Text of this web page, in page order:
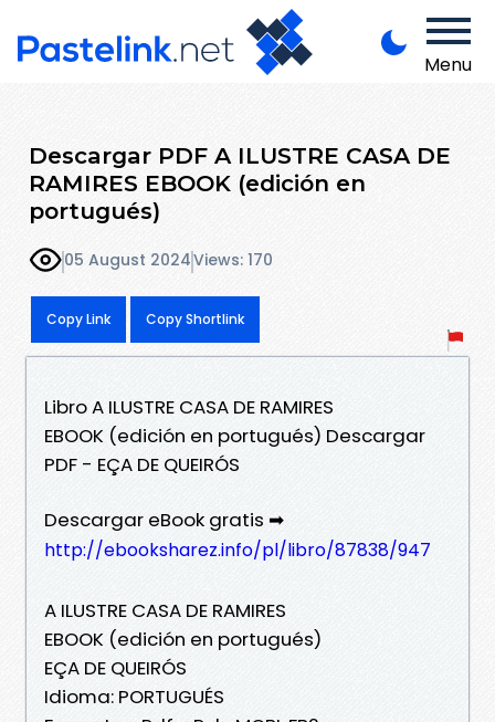
Menu
Descargar PDF A ILUSTRE CASA DE
RAMIRES EBOOK (edición en
portugués)
05 August 2024Views: 170
Copy Link Copy Shortlink
Libro A ILUSTRE CASA DE RAMIRES
EBOOK (edición en portugués) Descargar
PDF - EÇA DE QUEIRÓS
Descargar eBook gratis ➡
http://ebooksharez.info/pl/libro/87838/947
A ILUSTRE CASA DE RAMIRES
EBOOK (edición en portugués)
EÇA DE QUEIRÓS
Idioma: PORTUGUÉS